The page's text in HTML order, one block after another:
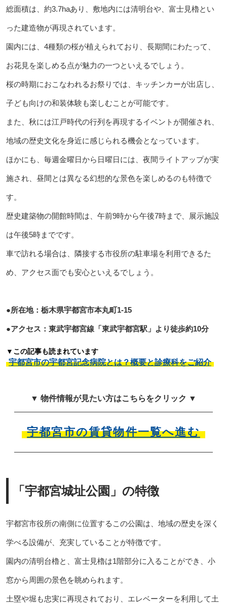
総面積は、約3.7haあり、敷地内には清明台や、富士見櫓とい
った建造物が再現されています。
園内には、4種類の桜が植えられており、長期間にわたって、
お花見を楽しめる点が魅力の一つといえるでしょう。
桜の時期におこなわれるお祭りでは、キッチンカーが出店し、
子ども向けの和装体験も楽しむことが可能です。
また、秋には江戸時代の行列を再現するイベントが開催され、
地域の歴史文化を身近に感じられる機会となっています。
ほかにも、毎週金曜日から日曜日には、夜間ライトアップが実
施され、昼間とは異なる幻想的な景色を楽しめるのも特徴で
す。
歴史建築物の開館時間は、午前9時から午後7時まで、展示施設
は午後5時までです。
車で訪れる場合は、隣接する市役所の駐車場を利用できるた
め、アクセス面でも安心といえるでしょう。
●所在地：栃木県宇都宮市本丸町1-15
●アクセス：東武宇都宮線「東武宇都宮駅」より徒歩約10分
▼この記事も読まれています
宇都宮市の宇都宮記念病院とは？概要と診療科をご紹介
▼ 物件情報が見たい方はこちらをクリック ▼
宇都宮市の賃貸物件一覧へ進む
「宇都宮城址公園」の特徴
宇都宮市役所の南側に位置するこの公園は、地域の歴史を深く
学べる設備が、充実していることが特徴です。
園内の清明台櫓と、富士見櫓は1階部分に入ることができ、小
窓から周囲の景色を眺められます。
土塁や堀も忠実に再現されており、エレベーターを利用して土